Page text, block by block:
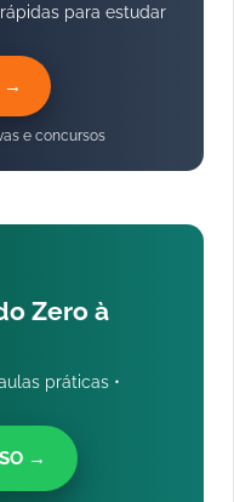
rápidas para estudar
→
e concursos
Zero à
práticas •
→